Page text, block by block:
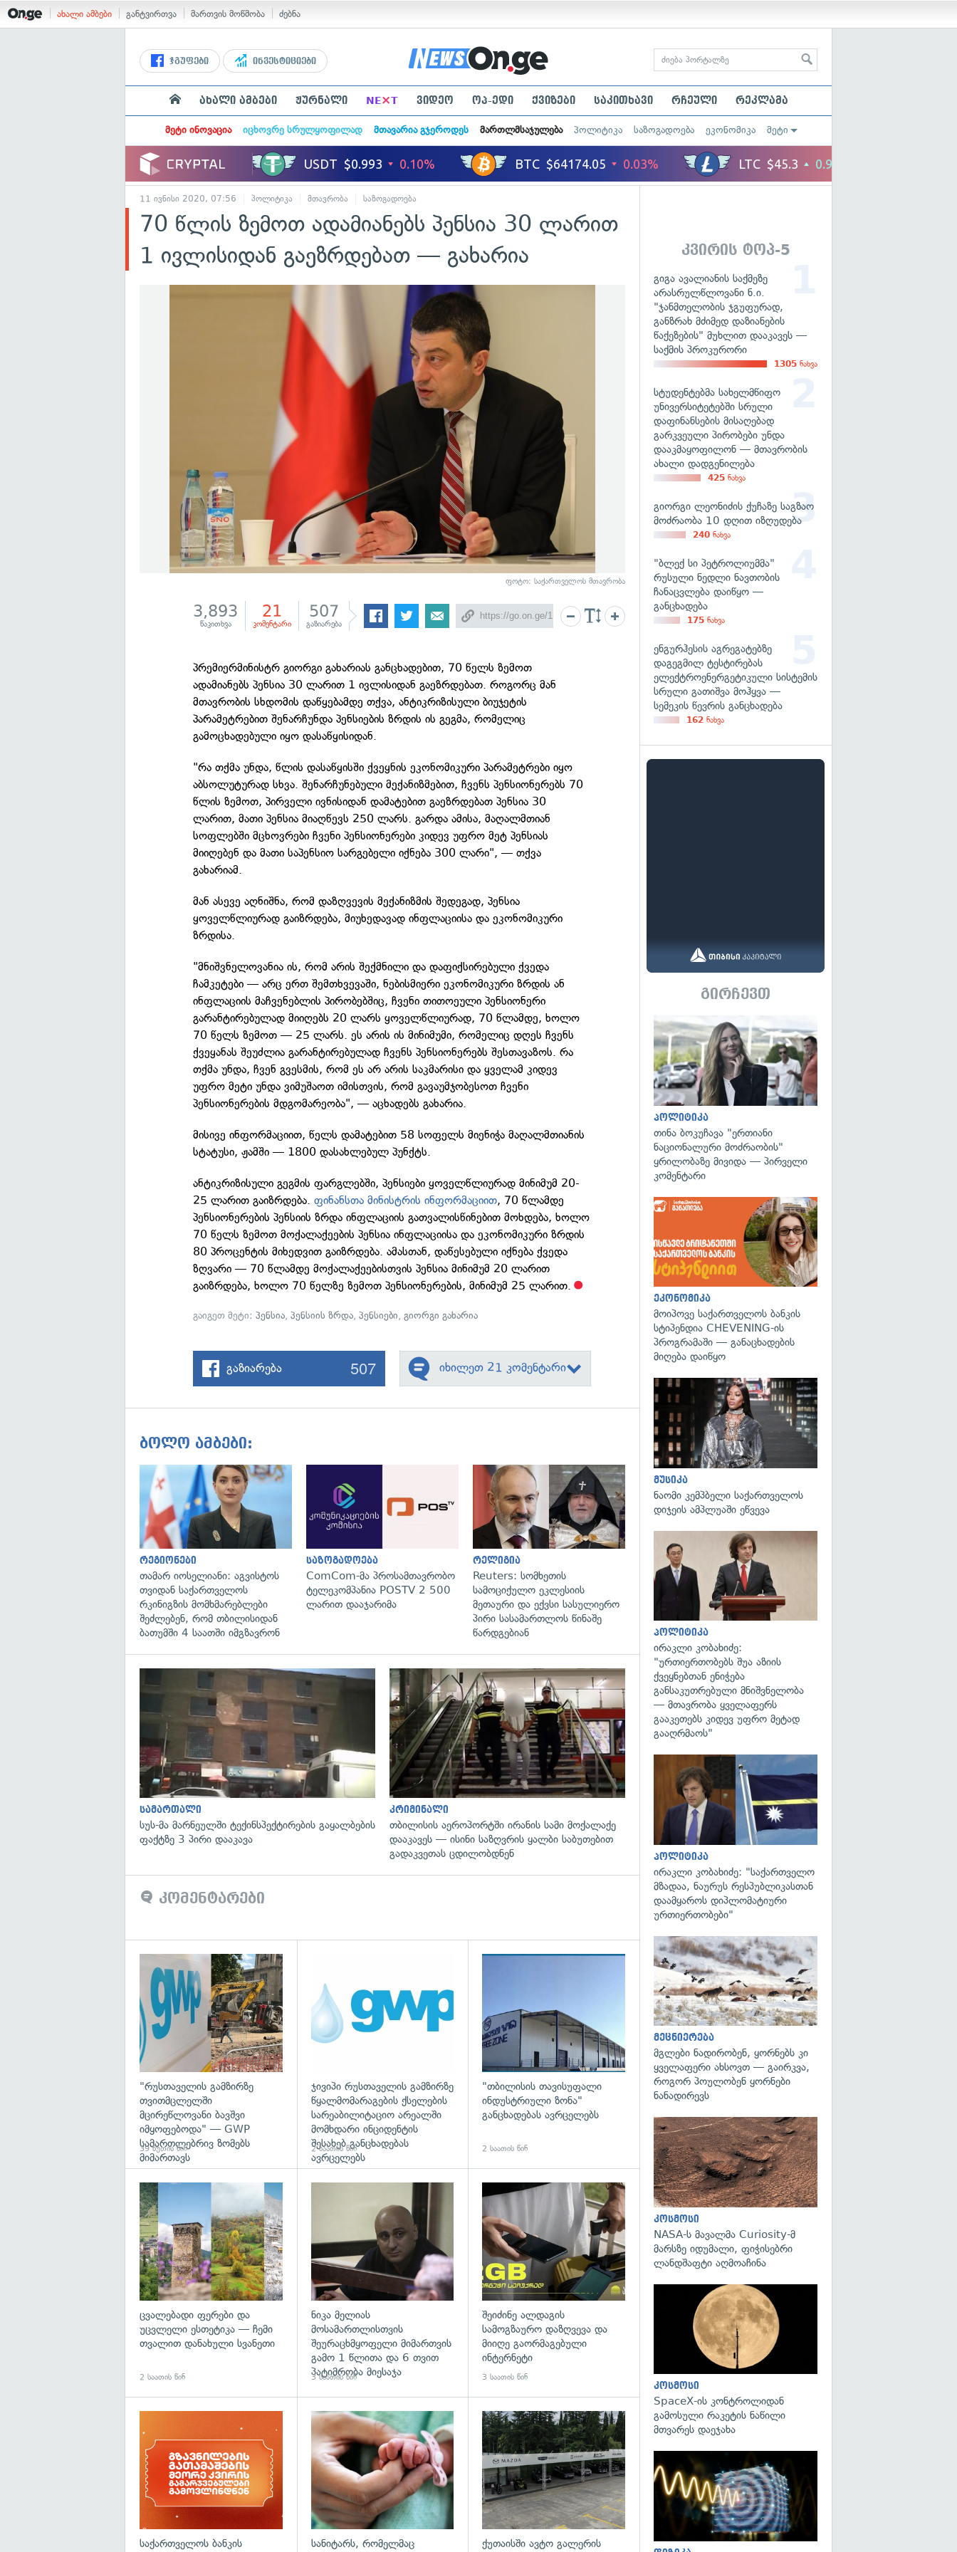
ახალი ამბები განტვირთვა მართვის მოწმობა ძებნა
ჯგუფები ინვესტიციები
ახალი ამბები ჟურნალი NE×T ვიდეო ოპ-ედი ქვიზები საკითხავი რჩეული რეკლამა
მეტი ინოვაცია იცხოვრე სრულყოფილად მთავარია გჯეროდეს მართლმსაჯულება პოლიტიკა საზოგადოება ეკონომიკა მეტი
11 ივნისი 2020, 07:56 პოლიტიკა მთავრობა საზოგადოება
70 წლის ზემოთ ადამიანებს პენსია 30 ლარით
1 ივლისიდან გაეზრდებათ — გახარია
ფოტო: საქართველოს მთავრობა
3,893
წაკითხვა
21
კომენტარი
507
გაზიარება
პრემიერმინისტრ გიორგი გახარიას განცხადებით, 70 წელს ზემოთ
ადამიანებს პენსია 30 ლარით 1 ივლისიდან გაეზრდებათ. როგორც მან
მთავრობის სხდომის დაწყებამდე თქვა, ანტიკრიზისული ბიუჯეტის
პარამეტრებით შენარჩუნდა პენსიების ზრდის ის გეგმა, რომელიც
გამოცხადებული იყო დასაწყისიდან.
"რა თქმა უნდა, წლის დასაწყისში ქვეყნის ეკონომიკური პარამეტრები იყო
აბსოლუტურად სხვა. შენარჩუნებული მექანიზმებით, ჩვენს პენსიონერებს 70
წლის ზემოთ, პირველი ივნისიდან დამატებით გაეზრდებათ პენსია 30
ლარით, მათი პენსია მიაღწევს 250 ლარს. გარდა ამისა, მაღალმთიან
სოფლებში მცხოვრები ჩვენი პენსიონერები კიდევ უფრო მეტ პენსიას
მიიღებენ და მათი საპენსიო სარგებელი იქნება 300 ლარი", — თქვა
გახარიამ.
მან ასევე აღნიშნა, რომ დაზღვევის მექანიზმის შედეგად, პენსია
ყოველწლიურად გაიზრდება, მიუხედავად ინფლაციისა და ეკონომიკური
ზრდისა.
"მნიშვნელოვანია ის, რომ არის შექმნილი და დაფიქსირებული ქვედა
ჩამკეტები — არც ერთ შემთხვევაში, ნებისმიერი ეკონომიკური ზრდის ან
ინფლაციის მაჩვენებლის პირობებშიც, ჩვენი თითოეული პენსიონერი
გარანტირებულად მიიღებს 20 ლარს ყოველწლიურად, 70 წლამდე, ხოლო
70 წელს ზემოთ — 25 ლარს. ეს არის ის მინიმუმი, რომელიც დღეს ჩვენს
ქვეყანას შეუძლია გარანტირებულად ჩვენს პენსიონერებს შესთავაზოს. რა
თქმა უნდა, ჩვენ გვესმის, რომ ეს არ არის საკმარისი და ყველამ კიდევ
უფრო მეტი უნდა ვიმუშაოთ იმისთვის, რომ გავაუმჯობესოთ ჩვენი
პენსიონერების მდგომარეობა", — აცხადებს გახარია.
მისივე ინფორმაციით, წელს დამატებით 58 სოფელს მიენიჭა მაღალმთიანის
სტატუსი, ჟამში — 1800 დასახლებულ პუნქტს.
ანტიკრიზისული გეგმის ფარგლებში, პენსიები ყოველწლიურად მინიმუმ 20-
25 ლარით გაიზრდება.ფინანსთა მინისტრის ინფორმაციით, 70 წლამდე
პენსიონერების პენსიის ზრდა ინფლაციის გათვალისწინებით მოხდება, ხოლო
70 წელს ზემოთ მოქალაქეების პენსია ინფლაციისა და ეკონომიკური ზრდის
80 პროცენტის მიხედვით გაიზრდება. ამასთან, დაწესებული იქნება ქვედა
ზღვარი — 70 წლამდე მოქალაქეებისთვის პენსია მინიმუმ 20 ლარით
გაიზრდება, ხოლო 70 წელზე ზემოთ პენსიონერების, მინიმუმ 25 ლარით.
გაიგეთ მეტი:პენსია,პენსიის ზრდა,პენსიები,გიორგი გახარია
გაზიარება 507 იხილეთ 21 კომენტარი
ბოლო ამბები:
რეგიონები
თამარ იოსელიანი: აგვისტოს
თვიდან საქართველოს
რკინიგზის მომხმარებლები
შეძლებენ, რომ თბილისიდან
ბათუმში 4 საათში იმგზავრონ
გადახედვა
საზოგადოება
ComCom-მა პროსამთავრობო
ტელეკომპანია POSTV 2 500
ლარით დააჯარიმა
გადახედვა
რელიგია
Reuters: სომხეთის
სამოციქულო ეკლესიის
მეთაური და ექვსი სასულიერო
პირი სასამართლოს წინაშე
წარდგებიან
გადახედვა
სამართალი
სუს-მა მარნეულში ტექინსპექტირების გაყალბების
ფაქტზე 3 პირი დააკავა
გადახედვა
კრიმინალი
თბილისის აეროპორტში ირანის სამი მოქალაქე
დააკავეს — ისინი საზღვრის ყალბი საბუთებით
გადაკვეთას ცდილობდნენ
კომენტარები
"რუსთაველის გამზირზე
თვითმცლელში
მცირეწლოვანი ბავშვი
იმყოფებოდა" — GWP
სამართლებრივ ზომებს
მიმართავს
39 წუთის წინ
ჯივიპი რუსთაველის გამზირზე
წყალმომარაგების ქსელების
სარეაბილიტაციო არეალში
მომხდარი ინციდენტის
შესახებ განცხადებას
ავრცელებს
2 საათის წინ
გადახედვა
"თბილისის თავისუფალი
ინდუსტრიული ზონა"
განცხადებას ავრცელებს
2 საათის წინ
ცვალებადი ფერები და
უცვლელი ესთეტიკა — ჩემი
თვალით დანახული სვანეთი
2 საათის წინ
გადახედვა
ნიკა მელიას
მოსამართლისთვის
შეურაცხმყოფელი მიმართვის
გამო 1 წლითა და 6 თვით
პატიმრობა მიესაჯა
3 საათის წინ
შეიძინე ალდაგის
სამოგზაურო დაზღვევა და
მიიღე გაორმაგებული
ინტერნეტი
3 საათის წინ
საქართველოს ბანკის
გადახედვა
სანიტარს, რომელმაც
ქუთაისში ავტო გალერის
კვირის ტოპ-5
გიგა ავალიანის საქმეზე
არასრულწლოვანი ნ.ი.
"ჯანმთელობის ჯგუფურად,
განზრახ მძიმედ დაზიანების
წაქეზების" მუხლით დააკავეს —
საქმის პროკურორი
1305 ნახვა
სტუდენტებმა სახელმწიფო
უნივერსიტეტებში სრული
დაფინანსების მისაღებად
გარკვეული პირობები უნდა
დააკმაყოფილონ — მთავრობის
ახალი დადგენილება
425 ნახვა
გიორგი ლეონიძის ქუჩაზე საგზაო
მოძრაობა 10 დღით იზღუდება
240 ნახვა
"ბლექ სი პეტროლიუმმა"
რუსული ნედლი ნავთობის
ჩანაცვლება დაიწყო —
განცხადება
175 ნახვა
ენგურჰესის აგრეგატებზე
დაგეგმილ ტესტირებას
ელექტროენერგეტიკული სისტემის
სრული გათიშვა მოჰყვა —
სემეკის წევრის განცხადება
162 ნახვა
გირჩევთ
პოლიტიკა
თინა ბოკუჩავა "ერთიანი
ნაციონალური მოძრაობის"
ყრილობაზე მივიდა — პირველი
კომენტარი
ეკონომიკა
მოიპოვე საქართველოს ბანკის
სტიპენდია CHEVENING-ის
პროგრამაში — განაცხადების
მიღება დაიწყო
მუსიკა
ნაომი კემპბელი საქართველოს
დიჯეის ამპლუაში ეწვევა
პოლიტიკა
ირაკლი კობახიძე:
"ურთიერთობებს შუა აზიის
ქვეყნებთან ენიჭება
განსაკუთრებული მნიშვნელობა
— მთავრობა ყველაფერს
გააკეთებს კიდევ უფრო მეტად
გააღრმაოს"
პოლიტიკა
ირაკლი კობახიძე: "საქართველო
მზადაა, ნაურუს რესპუბლიკასთან
დაამყაროს დიპლომატიური
ურთიერთობები"
მეცნიერება
მგლები ნადირობენ, ყორნებს კი
ყველაფერი ახსოვთ — გაირკვა,
როგორ პოულობენ ყორნები
ნანადირევს
კოსმოსი
NASA-ს მავალმა Curiosity-მ
მარსზე იდუმალი, ფიჭისებრი
ლანდშაფტი აღმოაჩინა
კოსმოსი
SpaceX-ის კონტროლიდან
გამოსული რაკეტის ნაწილი
მთვარეს დაეჯახა